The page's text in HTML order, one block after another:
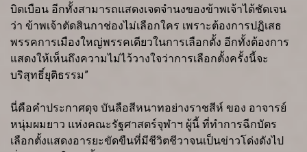
บิดเบือน อีกทั้งสามารถแสดงเจตจำนงของข้าพเจ้าได้ชัดเจน
ว่า ข้าพเจ้าตัดสินกาช่องไม่เลือกใคร เพราะต้องการปฏิเสธ
พรรคการเมืองใหญ่พรรคเดียวในการเลือกตั้ง อีกทั้งต้องการ
แสดงให้เห็นถึงความไม่ไว้วางใจว่าการเลือกตั้งครั้งนี้จะ
บริสุทธิ์ยุติธรรม”
นี่คือคำประกาศดุจ บันลือสีหนาทอย่างราชสีห์ ของ อาจารย์
หนุ่มผมยาว แห่งคณะรัฐศาสตร์จุฬาฯ ผู้นี้ ที่ทำการฉีกบัตร
เลือกตั้งแสดงอารยะขัดขืนที่มีชีวิตชีวาจนเป็นข่าวโด่งดังไป